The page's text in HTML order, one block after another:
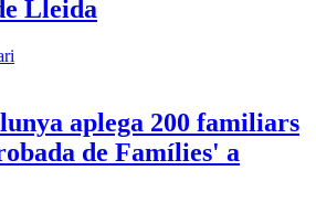
Lleida
aplega 200 familiars
de Famílies' a